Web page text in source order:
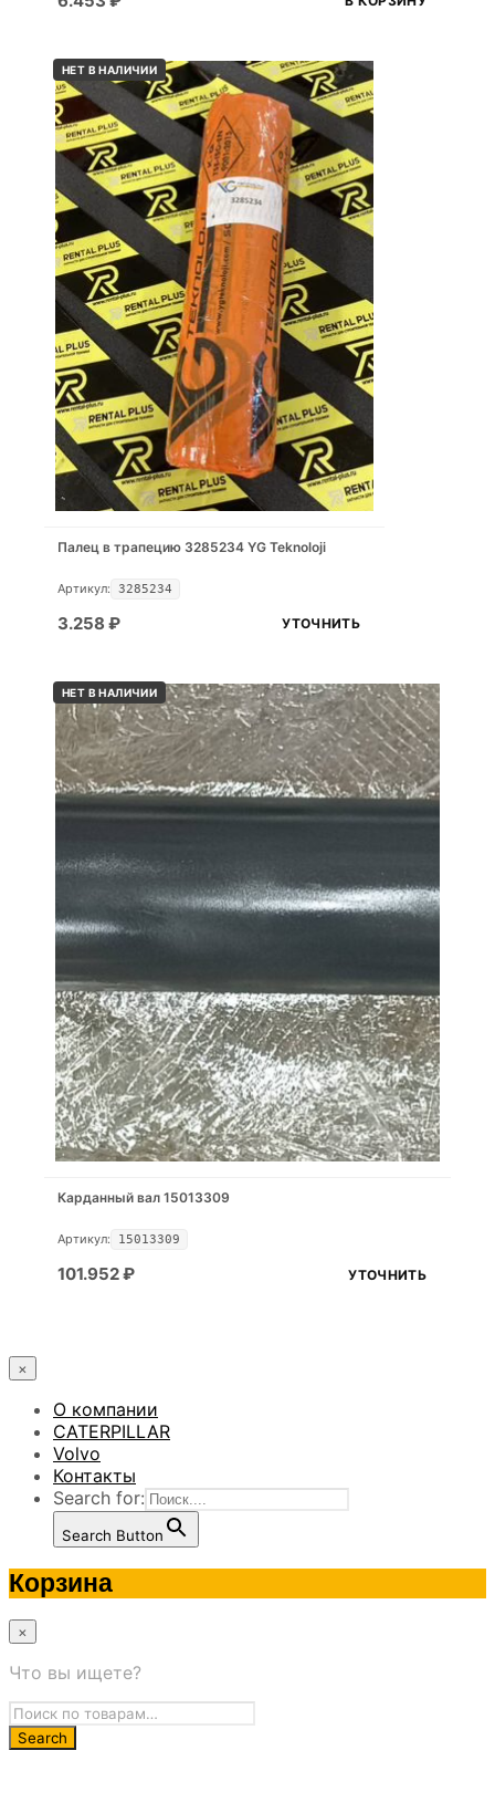
НЕТ В НАЛИЧИИ
Палец в трапецию 3285234 YG Teknoloji
Артикул: 3285234
3.258 ₽ УТОЧНИТЬ
НЕТ В НАЛИЧИИ
Карданный вал 15013309
Артикул: 15013309
101.952₽ УТОЧНИТЬ
×
О компании
CATERPILLAR
Volvo
Контакты
Search for:
Search Button
Корзина
×
Что вы ищете?